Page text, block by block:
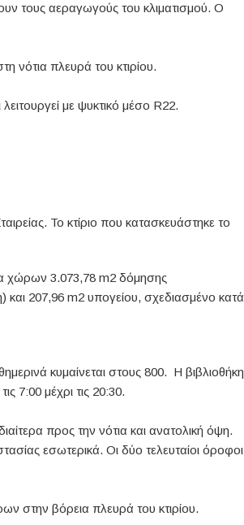
τους αεραγωγούς του κλιματισμού. Ο
νότια πλευρά του κτιρίου.
με ψυκτικό μέσο R22.
Το κτίριο που κατασκευάστηκε το
χώρων 3.073,78 m2 δόμησης
207,96 m2 υπογείου, σχεδιασμένο κατά
κυμαίνεται στους 800. Η βιβλιοθήκη
7:00 μέχρι τις 20:30.
προς την νότια και ανατολική όψη.
εσωτερικά. Οι δύο τελευταίοι όροφοι
στην βόρεια πλευρά του κτιρίου.